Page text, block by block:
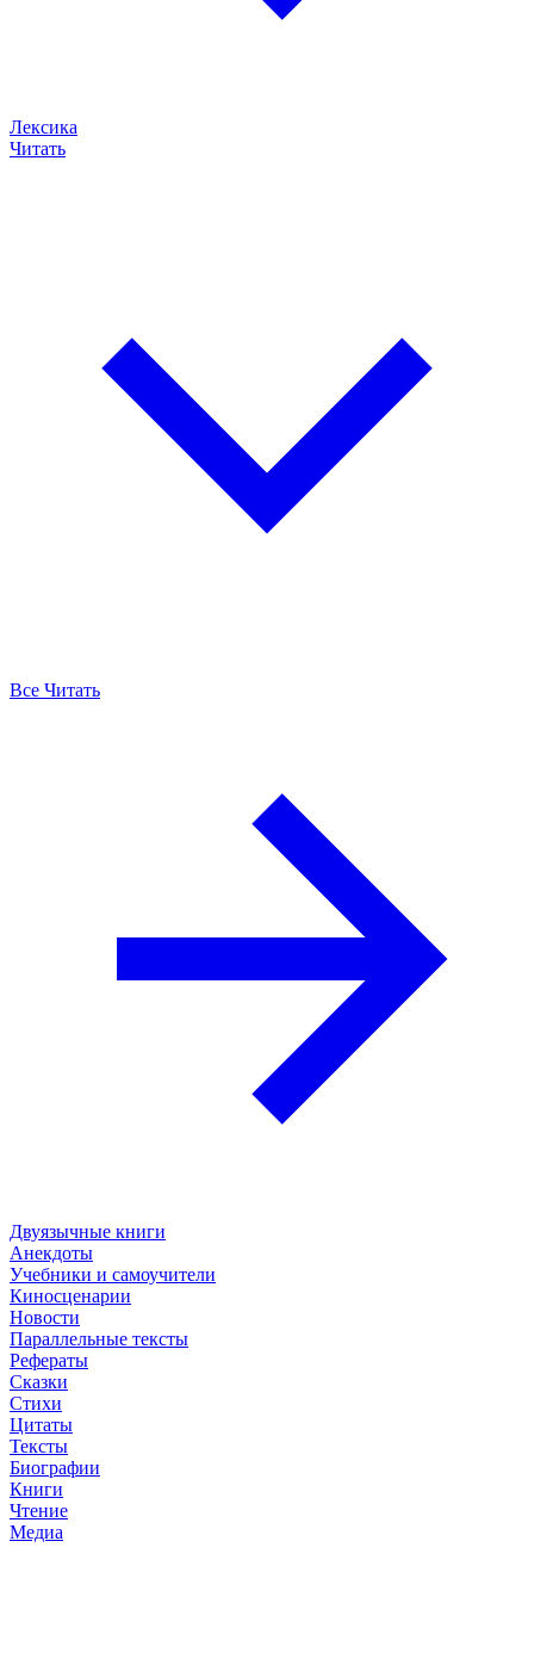
Лексика
Читать
Все Читать
Двуязычные книги
Анекдоты
Учебники и самоучители
Киносценарии
Новости
Параллельные тексты
Рефераты
Сказки
Стихи
Цитаты
Тексты
Биографии
Книги
Чтение
Медиа